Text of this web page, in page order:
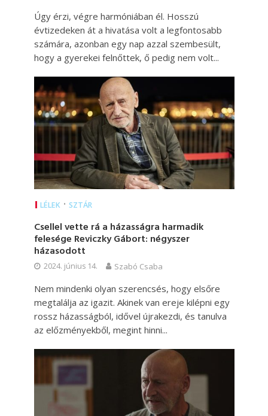
Úgy érzi, végre harmóniában él. Hosszú
évtizedeken át a hivatása volt a legfontosabb
számára, azonban egy nap azzal szembesült,
hogy a gyerekei felnőttek, ő pedig nem volt...
LÉLEK • SZTÁR
Csellel vette rá a házasságra harmadik
felesége Reviczky Gábort: négyszer
házasodott
2024. június 14. Szabó Csaba
Nem mindenki olyan szerencsés, hogy elsőre
megtalálja az igazit. Akinek van ereje kilépni egy
rossz házasságból, idővel újrakezdi, és tanulva
az előzményekből, megint hinni...